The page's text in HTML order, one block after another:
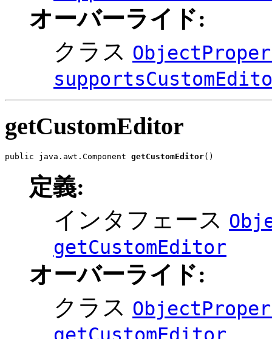
オーバーライド:
クラス
getCustomEditor
public java.awt.Component getCustomEditor()
定義:
インタフェース
getCustomEditor
オーバーライド:
クラス